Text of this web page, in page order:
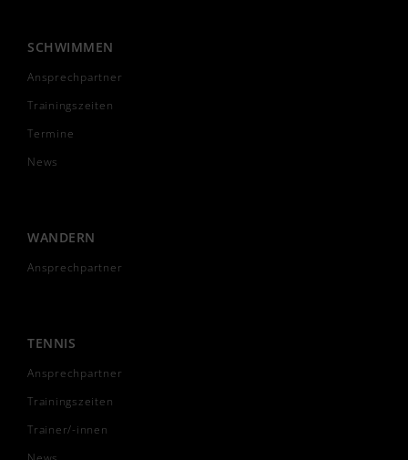
SCHWIMMEN
Ansprechpartner
Trainingszeiten
Termine
News
WANDERN
Ansprechpartner
TENNIS
Ansprechpartner
Trainingszeiten
Trainer/-innen